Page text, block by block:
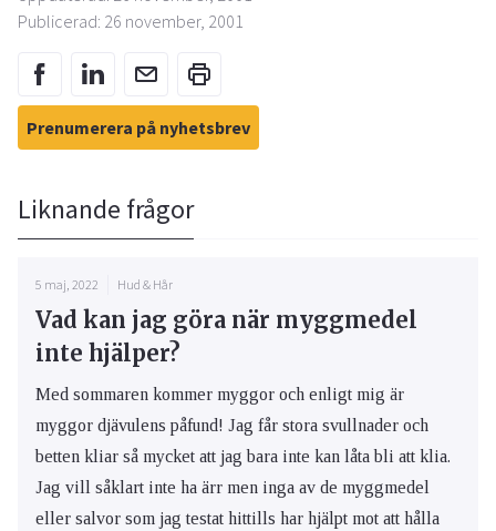
Publicerad: 26 november, 2001
Prenumerera på nyhetsbrev
Liknande frågor
5 maj, 2022 Hud & Hår
Vad kan jag göra när myggmedel
inte hjälper?
Med sommaren kommer myggor och enligt mig är
myggor djävulens påfund! Jag får stora svullnader och
betten kliar så mycket att jag bara inte kan låta bli att klia.
Jag vill såklart inte ha ärr men inga av de myggmedel
eller salvor som jag testat hittills har hjälpt mot att hålla